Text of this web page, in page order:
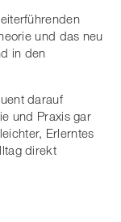
und das neu
in den
darauf
und Praxis gar
Erlerntes
direkt